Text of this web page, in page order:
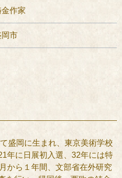
作家
岡市
盛岡に生まれ、東京美術学校
年に日展初入選、32年には特
から１年間、文部省在外研究